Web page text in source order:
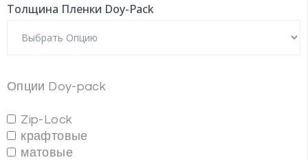
Толщина Пленки Doy-Pack
Опции Doy-pack
Zip-Lock
крафтовые
матовые